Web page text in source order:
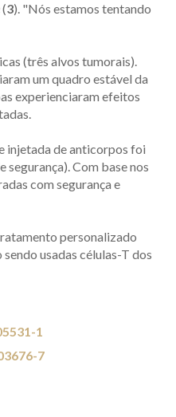
(3). "Nós estamos tentando
(três alvos tumorais).
um quadro estável da
experienciaram efeitos
injetada de anticorpos foi
Com base nos
com segurança e
personalizado
usadas células-T dos
1
7